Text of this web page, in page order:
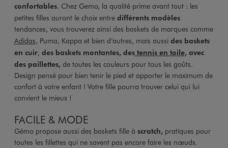
confortables. Chez Gemo, la qualité prime avant tout : les
petites filles auront le choix entredifférents modèles
tendances, vous trouverez ainsi des baskets de marques comme
Adidas, Puma, Kappa et bien d’autres, mais aussi des baskets
en cuir, des baskets montantes, destennis en toile, avec
des paillettes,de toutes les couleurs pour tous les goûts.
Design pensé pour bien tenir le pied et apporter le maximum de
confort à votre enfant ! Votre fille pourra trouver celui qui lui
convient le mieux !
FACILE & MODE
Gémo propose aussi des baskets fille à scratch, pratiques pour
toutes les fillettes qui ne savent pas encore faire les nœuds.